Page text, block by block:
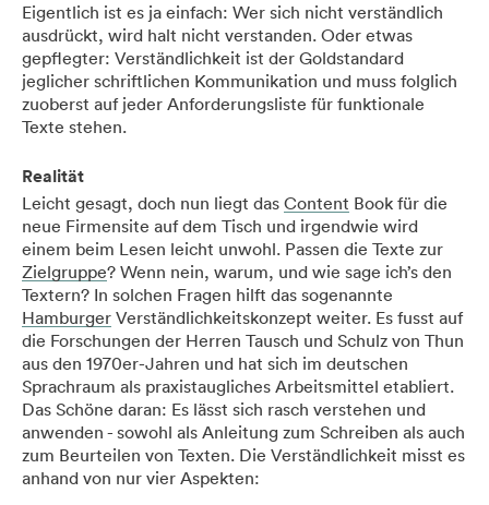
Eigentlich ist es ja einfach: Wer sich nicht verständlich
ausdrückt, wird halt nicht verstanden. Oder etwas
gepflegter: Verständlichkeit ist der Goldstandard
jeglicher schriftlichen Kommunikation und muss folglich
zuoberst auf jeder Anforderungsliste für funktionale
Texte stehen.
Realität
Leicht gesagt, doch nun liegt das Content Book für die
neue Firmensite auf dem Tisch und irgendwie wird
einem beim Lesen leicht unwohl. Passen die Texte zur
Zielgruppe? Wenn nein, warum, und wie sage ich’s den
Textern? In solchen Fragen hilft das sogenannte
Hamburger Verständlichkeitskonzept weiter. Es fusst auf
die Forschungen der Herren Tausch und Schulz von Thun
aus den 1970er-Jahren und hat sich im deutschen
Sprachraum als praxistaugliches Arbeitsmittel etabliert.
Das Schöne daran: Es lässt sich rasch verstehen und
anwenden - sowohl als Anleitung zum Schreiben als auch
zum Beurteilen von Texten. Die Verständlichkeit misst es
anhand von nur vier Aspekten: